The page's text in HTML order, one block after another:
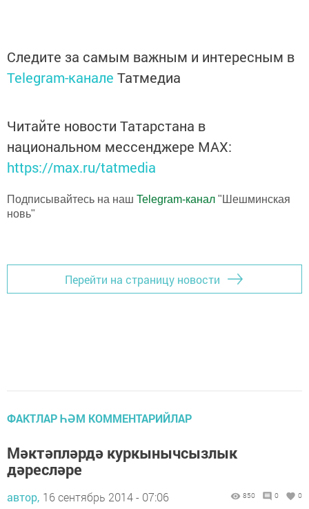
Следите за самым важным и интересным в
Telegram-канале Татмедиа
Читайте новости Татарстана в
национальном мессенджере MАХ:
https://max.ru/tatmedia
Подписывайтесь на наш Telegram-канал "Шешминская
новь"
Перейти на страницу новости
ФАКТЛАР ҺӘМ КОММЕНТАРИЙЛАР
Мәктәпләрдә куркынычсызлык
дәресләре
автор, 16 сентябрь 2014 - 07:06 850 0 0